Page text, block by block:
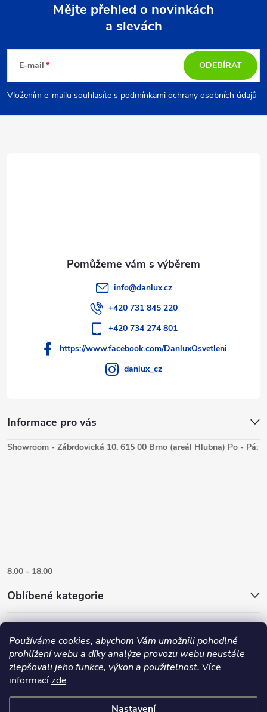
Používáme cookies, abychom Vám umožnili pohodlné
prohlížení webu a díky analýze provozu webu neustále
zlepšovali jeho funkce, výkon a použitelnost. Více
informacízde.
Nastavení
p
Mějte přehled o novinkách
a slevách
E-mail
Vložením e-mailu souhlasíte s podmínkami ochrany osobních údajů
ODEBÍRAT
Informace pro vás
info@danlux.cz
+420 731 845 220
+420 734 274 801
https://www.facebook.com/DanluxOsvetleni
danlux_cz
Showroom - Zábrdovická 10, 615 00 Brno (areál Hlubna) Po - Pá:
8.00 - 18.00
Oblíbené kategorie